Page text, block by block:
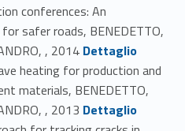
conferences: An
safer roads, BENEDETTO,
, 2014 Link identifier #identifier_person_39894-27
Dettaglio
heating for production and
materials, BENEDETTO,
, 2013 Link identifier #identifier_person_123950-28
Dettaglio